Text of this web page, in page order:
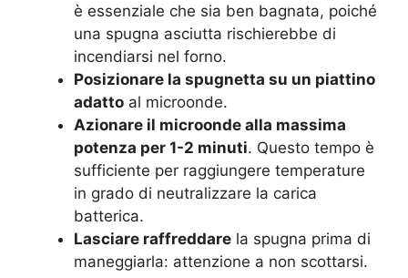
è essenziale che sia ben bagnata, poiché
una spugna asciutta rischierebbe di
incendiarsi nel forno.
Posizionare la spugnetta su un piattino
adatto al microonde.
Azionare il microonde alla massima
potenza per 1-2 minuti. Questo tempo è
sufficiente per raggiungere temperature
in grado di neutralizzare la carica
batterica.
Lasciare raffreddare la spugna prima di
maneggiarla: attenzione a non scottarsi.